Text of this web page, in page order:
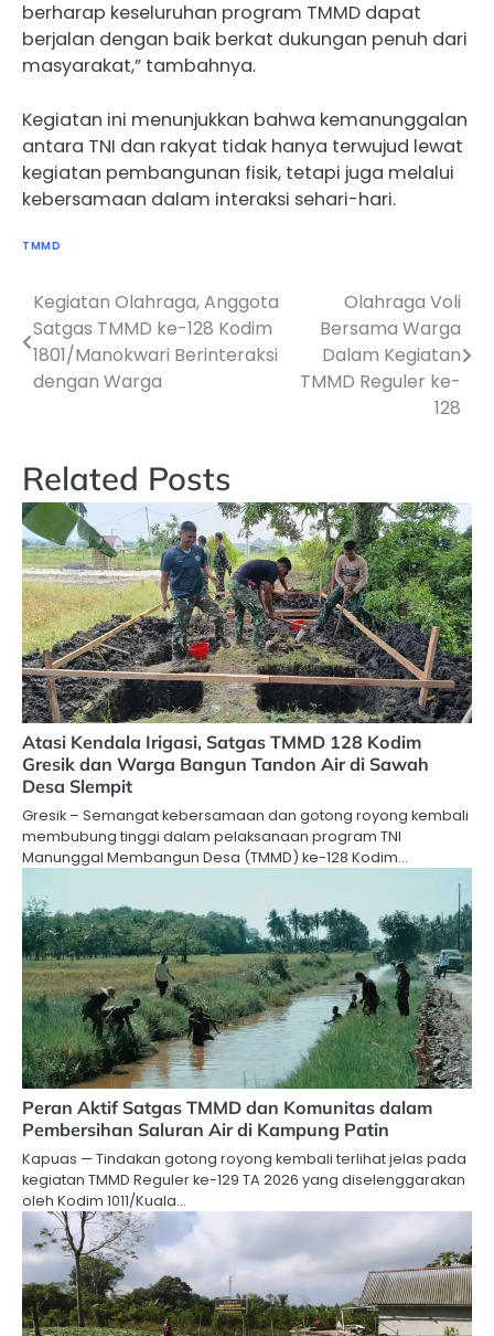
berharap keseluruhan program TMMD dapat
berjalan dengan baik berkat dukungan penuh dari
masyarakat,” tambahnya.
Kegiatan ini menunjukkan bahwa kemanunggalan
antara TNI dan rakyat tidak hanya terwujud lewat
kegiatan pembangunan fisik, tetapi juga melalui
kebersamaan dalam interaksi sehari-hari.
TMMD
Navigasi
pos
Kegiatan Olahraga, Anggota
Satgas TMMD ke-128 Kodim
1801/Manokwari Berinteraksi
dengan Warga
Olahraga Voli
Bersama Warga
Dalam Kegiatan
TMMD Reguler ke-
128
Related Posts
Atasi Kendala Irigasi, Satgas TMMD 128 Kodim
Gresik dan Warga Bangun Tandon Air di Sawah
Desa Slempit
Gresik – Semangat kebersamaan dan gotong royong kembali
membubung tinggi dalam pelaksanaan program TNI
Manunggal Membangun Desa (TMMD) ke-128 Kodim…
Peran Aktif Satgas TMMD dan Komunitas dalam
Pembersihan Saluran Air di Kampung Patin
Kapuas — Tindakan gotong royong kembali terlihat jelas pada
kegiatan TMMD Reguler ke-129 TA 2026 yang diselenggarakan
oleh Kodim 1011/Kuala…